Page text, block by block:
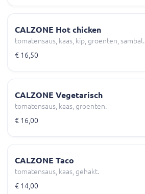
CALZONE Hot chicken
tomatensaus, kaas, kip, groenten, sambal.
€ 16,50
CALZONE Vegetarisch
tomatensaus, kaas, groenten.
€ 16,00
CALZONE Taco
tomatensaus, kaas, gehakt.
€ 14,00